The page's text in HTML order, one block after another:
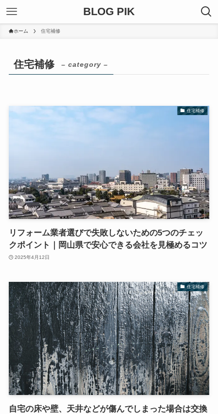
BLOG PIK
ホーム 住宅補修
住宅補修 – category –
住宅補修
リフォーム業者選びで失敗しないための5つのチェッ
クポイント｜岡山県で安心できる会社を見極めるコツ
2025年4月12日
住宅補修
自宅の床や壁、天井などが傷んでしまった場合は交換